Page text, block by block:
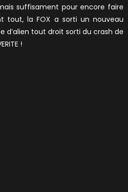
suffisament pour encore faire
tout, la FOX a sorti un nouveau
d’alien tout droit sorti du crash de
!